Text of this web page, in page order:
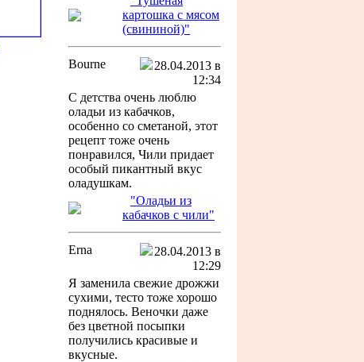
картошка с мясом
(свининой)"
Bourne
28.04.2013 в
12:34
С детства очень люблю
оладьи из кабачков,
особенно со сметаной, этот
рецепт тоже очень
понравился, Чили придает
особый пикантный вкус
оладушкам.
"Оладьи из
кабачков с чили"
Erna
28.04.2013 в
12:29
Я заменила свежие дрожжи
сухими, тесто тоже хорошо
поднялось. Веночки даже
без цветной посыпки
получились красивые и
вкусные.